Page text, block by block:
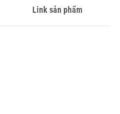
Link sản phẩm